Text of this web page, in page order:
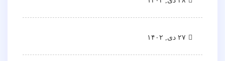
۲۷ دی, ۱۴۰۲